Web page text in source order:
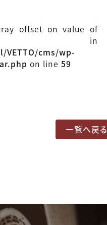
offset on value of
in
cms/wp-
on line 59
一覧へ戻る